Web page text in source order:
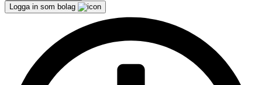
Logga in som bolag